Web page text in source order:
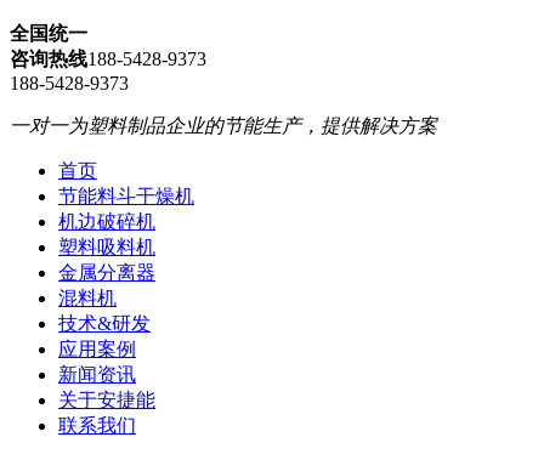
全国统一
咨询热线188-5428-9373
188-5428-9373
一对一为塑料制品企业的节能生产，提供解决方案
首页
节能料斗干燥机
机边破碎机
塑料吸料机
金属分离器
混料机
技术&研发
应用案例
新闻资讯
关于安捷能
联系我们